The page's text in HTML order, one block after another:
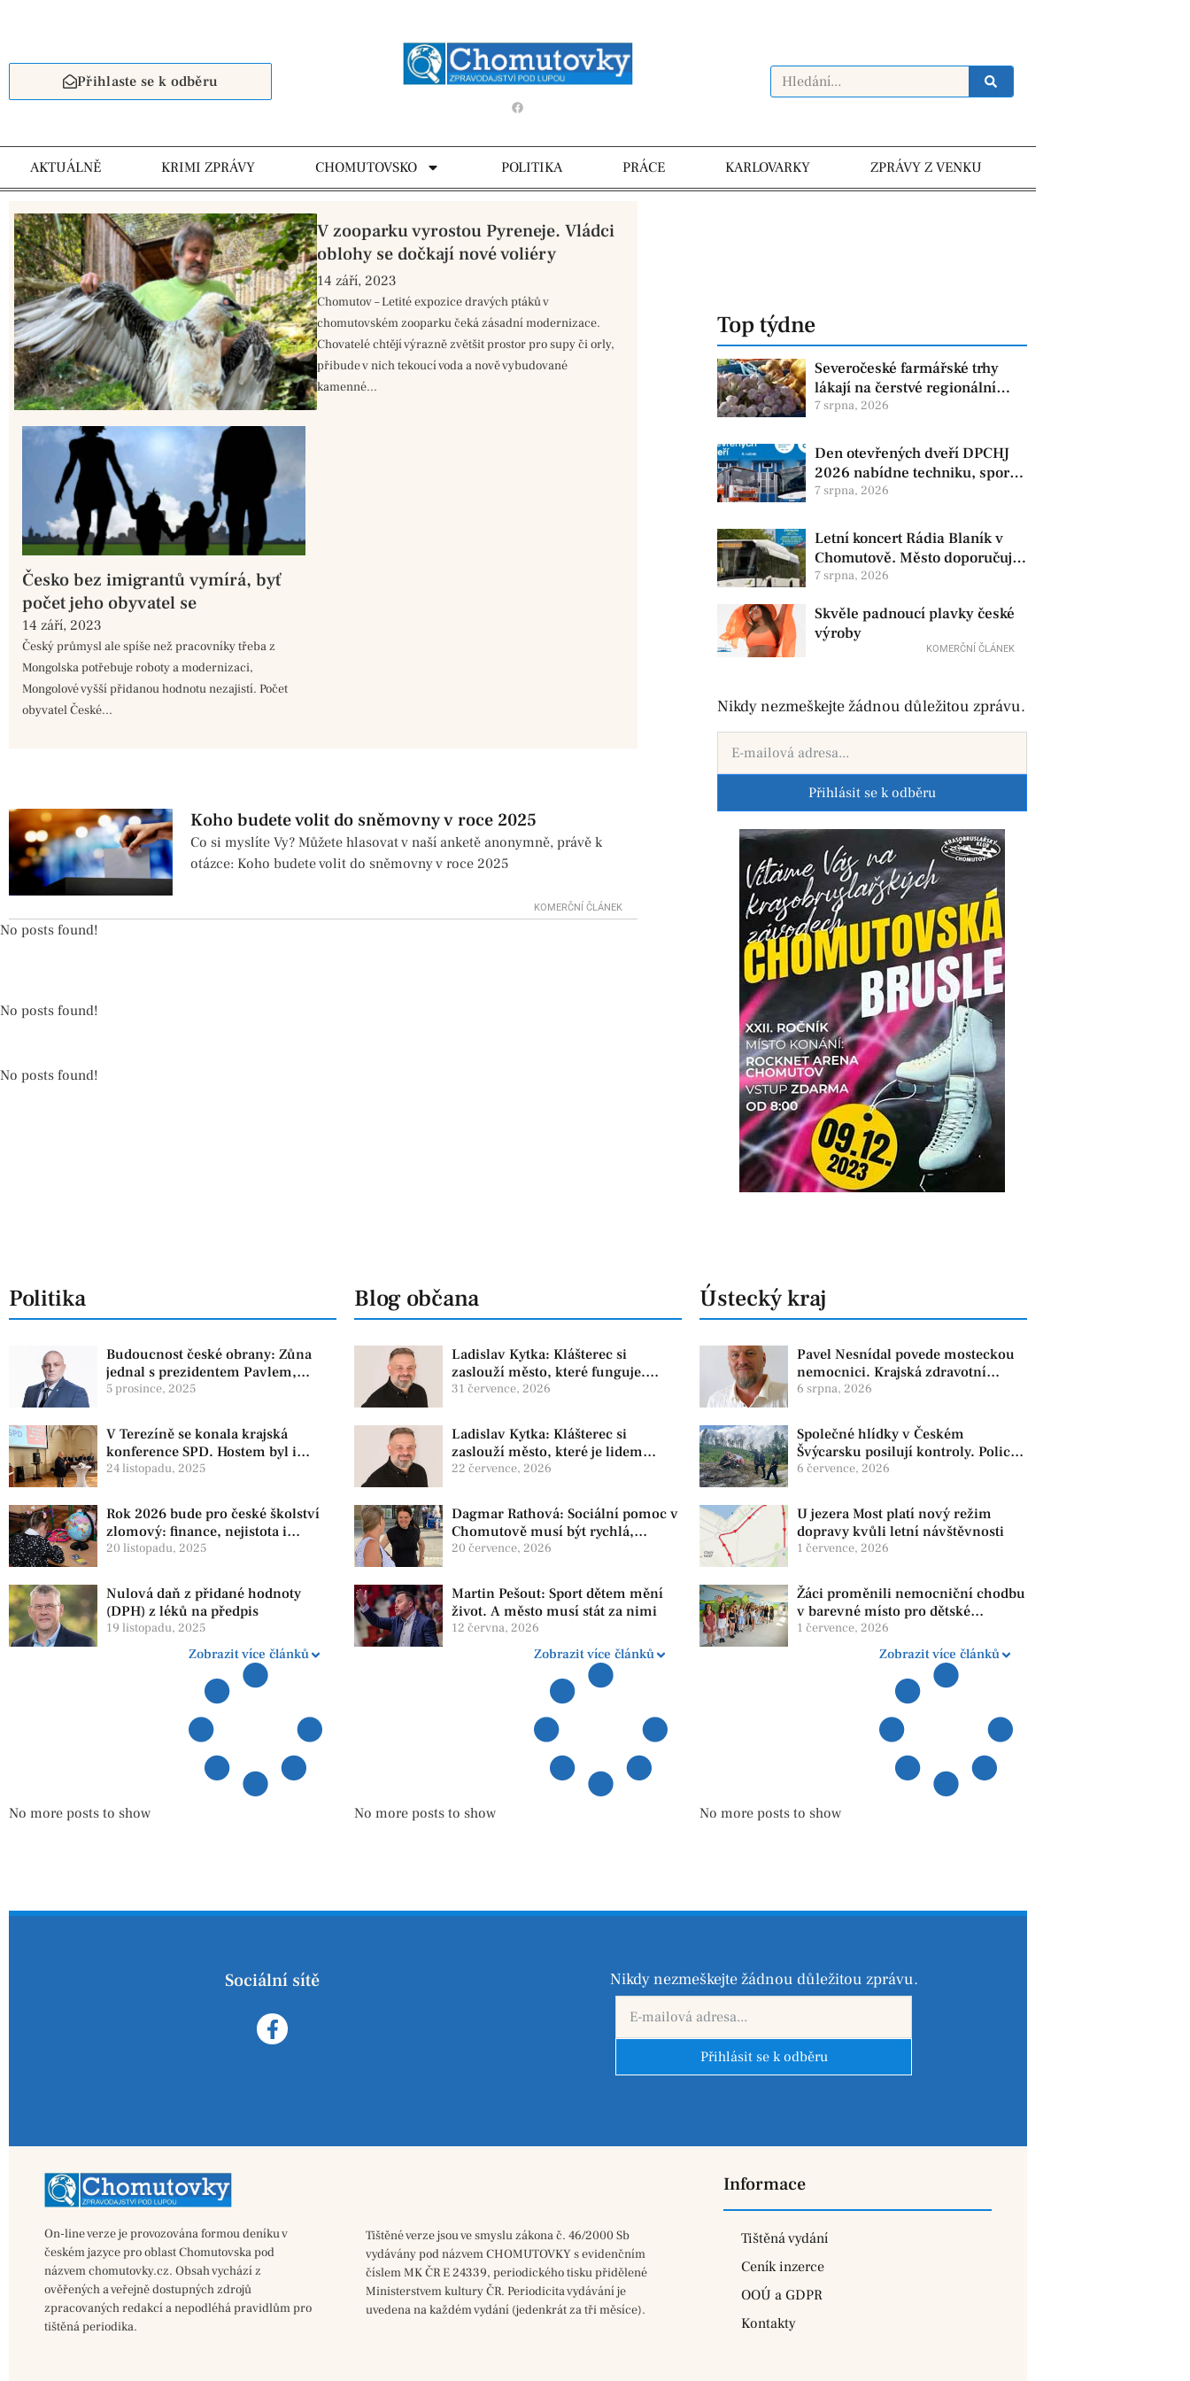
Přihlaste se k odběru
AKTUÁLNĚ KRIMI ZPRÁVY CHOMUTOVSKO POLITIKA PRÁCE KARLOVARKY ZPRÁVY Z VENKU
V zooparku vyrostou Pyreneje. Vládci
oblohy se dočkají nové voliéry
14 září, 2023
Chomutov – Letité expozice dravých ptáků v
chomutovském zooparku čeká zásadní modernizace.
Chovatelé chtějí výrazně zvětšit prostor pro supy či orly,
přibude v nich tekoucí voda a nově vybudované
kamenné...
Česko bez imigrantů vymírá, byť
počet jeho obyvatel se
14 září, 2023
Český průmysl ale spíše než pracovníky třeba z
Mongolska potřebuje roboty a modernizaci,
Mongolové vyšší přidanou hodnotu nezajistí. Počet
obyvatel České...
Koho budete volit do sněmovny v roce 2025
Co si myslíte Vy? Můžete hlasovat v naší anketě anonymně, právě k
otázce: Koho budete volit do sněmovny v roce 2025
KOMERČNÍ ČLÁNEK
No posts found!
No posts found!
No posts found!
Top týdne
Severočeské farmářské trhy
lákají na čerstvé regionální
produkty. V Chomutově se
7 srpna, 2026
Den otevřených dveří DPCHJ
2026 nabídne techniku, sport i
jízdy historickými vozy
7 srpna, 2026
Letní koncert Rádia Blaník v
Chomutově. Město doporučuje
využít MHD
7 srpna, 2026
Skvěle padnoucí plavky české
výroby
KOMERČNÍ ČLÁNEK
Nikdy nezmeškejte žádnou důležitou zprávu.
Přihlásit se k odběru
Politika
Budoucnost české obrany: Zůna
jednal s prezidentem Pavlem,
experti zdůrazňují článek 3 NATO
5 prosince, 2025
V Terezíně se konala krajská
konference SPD. Hostem byl i
zástupce koaliční strany PRO
24 listopadu, 2025
Rok 2026 bude pro české školství
zlomový: finance, nejistota i
ambiciózní plány
20 listopadu, 2025
Nulová daň z přidané hodnoty
(DPH) z léků na předpis
19 listopadu, 2025
Zobrazit více článků
No more posts to show
Blog občana
Ladislav Kytka: Klášterec si
zaslouží město, které funguje.
Proto předkládáme program, který
31 července, 2026
Ladislav Kytka: Klášterec si
zaslouží město, které je lidem
nablízku
22 července, 2026
Dagmar Rathová: Sociální pomoc v
Chomutově musí být rychlá,
srozumitelná a férová. Ne udržovat
20 července, 2026
Martin Pešout: Sport dětem mění
život. A město musí stát za nimi
12 června, 2026
Zobrazit více článků
No more posts to show
Ústecký kraj
Pavel Nesnídal povede mosteckou
nemocnici. Krajská zdravotní
oznámila změnu ve vedení
6 srpna, 2026
Společné hlídky v Českém
Švýcarsku posilují kontroly. Policie
dohlíží na bezpečnost i ochranu
6 července, 2026
U jezera Most platí nový režim
dopravy kvůli letní návštěvnosti
1 července, 2026
Žáci proměnili nemocniční chodbu
v barevné místo pro dětské
pacienty
1 července, 2026
Zobrazit více článků
No more posts to show
Sociální sítě Nikdy nezmeškejte žádnou důležitou zprávu.
Přihlásit se k odběru
On-line verze je provozována formou deníku v
českém jazyce pro oblast Chomutovska pod
názvem chomutovky.cz. Obsah vychází z
ověřených a veřejně dostupných zdrojů
zpracovaných redakcí a nepodléhá pravidlům pro
tištěná periodika.
Tištěné verze jsou ve smyslu zákona č. 46/2000 Sb
vydávány pod názvem CHOMUTOVKY s evidenčním
číslem MK ČR E 24339, periodického tisku přidělené
Ministerstvem kultury ČR. Periodicita vydávání je
uvedena na každém vydání (jedenkrát za tři měsíce).
Informace
Tištěná vydání
Ceník inzerce
OOÚ a GDPR
Kontakty